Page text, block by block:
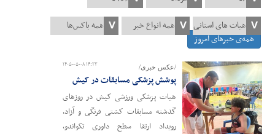
همه‌ی خبرهای امروز
۱۴۰۵-۰۵-۰۸ ۱۴:۲۳ /عکس خبری/
پوشش پزشکی مسابقات در کیش
هیات پزشکی ورزشی کیش در روزهای
گذشته مسابقات کشتی فرنگی و آزاد،
رویداد ارتقا سطح داوری تکواندو،